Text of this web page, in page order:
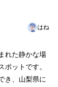
はね
れた静かな場
ットです。
き、山梨県に